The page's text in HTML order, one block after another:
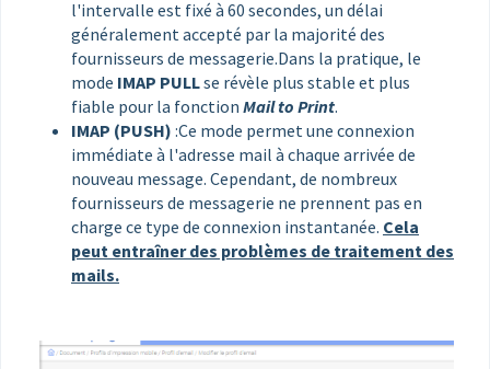
l'intervalle est fixé à 60 secondes, un délai
généralement accepté par la majorité des
fournisseurs de messagerie.Dans la pratique, le
mode IMAP PULLse révèle plus stable et plus
fiable pour la fonction Mail to Print.
IMAP (PUSH) :Ce mode permet une connexion
immédiate à l'adresse mail à chaque arrivée de
nouveau message. Cependant, de nombreux
fournisseurs de messagerie ne prennent pas en
charge ce type de connexion instantanée. Cela
peut entraîner des problèmes de traitement des
mails.